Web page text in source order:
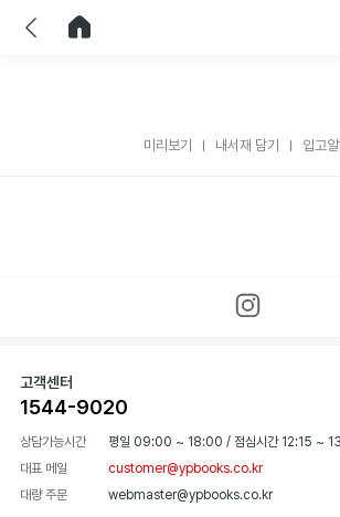
미리보기 내서재 담기 입고
고객센터
1544-9020
상담가능시간 평일 09:00 ~ 18:00 / 점심시간 12:15 ~
대표 메일
customer@ypbooks.co.kr
대량 주문
webmaster@ypbooks.co.kr